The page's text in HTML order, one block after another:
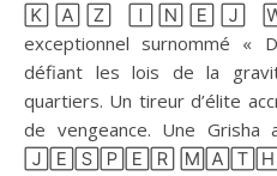
🄺🄰🅉 🄸🄽🄴🄹 🅆🅈🄻🄰🄽 Un voleur
exceptionnel surnommé «
défiant les lois de la
quartiers. Un tireur d’élite
de vengeance. Une Grisha
🄹🄴🅂🄿🄴🅁